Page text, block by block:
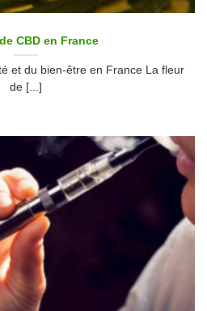
CBD en France
et du bien-être en France La fleur
de [...]